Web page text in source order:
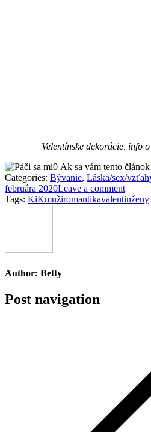
Velentínske dekorácie, info
0 Ak sa vám tento
Categories: Bývanie, Láska/sex/
februára 2020Leave a comment
Tags: KiKmužiromantikavalentinženy
Author: Betty
Post navigation